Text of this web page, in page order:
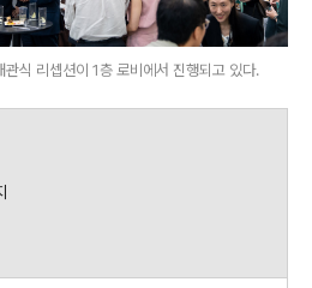
식 리셉션이 1층 로비에서 진행되고 있다.